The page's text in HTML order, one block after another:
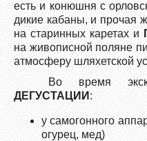
есть и конюшня с
дикие кабаны, и прочая
на старинных каретах и
на живописной поляне
атмосферу шляхетской
Во время
ДЕГУСТАЦИИ :
у самогонного
огурец, мед)